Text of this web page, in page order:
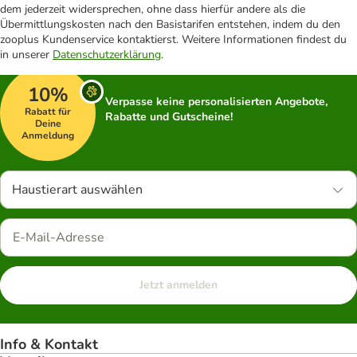
dem jederzeit widersprechen, ohne dass hierfür andere als die
Übermittlungskosten nach den Basistarifen entstehen, indem du den
zooplus Kundenservice kontaktierst. Weitere Informationen findest du
in unserer Datenschutzerklärung.
10%
Rabatt für
Deine
Anmeldung
Verpasse keine personalisierten Angebote,
Rabatte und Gutscheine!
Haustierart auswählen
Jetzt anmelden
Info & Kontakt